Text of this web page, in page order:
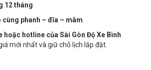
12 tháng
phanh – đĩa – mâm
hoặc hotline của Sài Gòn Độ Xe Bình
mới nhất và giữ chỗ lịch lắp đặt.